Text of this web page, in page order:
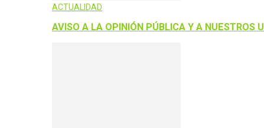
ACTUALIDAD
AVISO A LA OPINIÓN PÚBLICA Y A NUESTROS